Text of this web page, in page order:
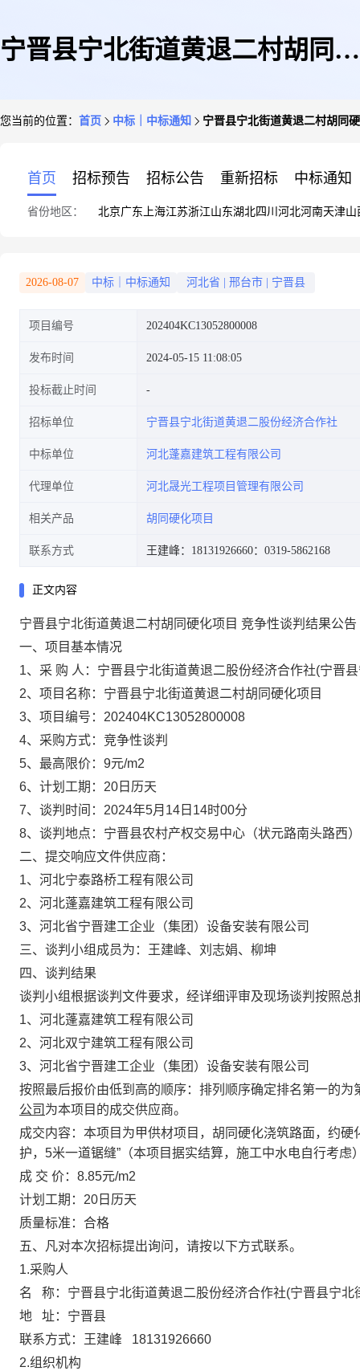
宁晋县宁北街道黄退二村胡同硬
您当前的位置： 首页 中标｜中标通知 宁晋县宁北街道黄退二村胡同
首页 招标预告 招标公告 重新招标 中标通知
省份地区： 北京广东 上海江苏浙江山东湖北四川 河北河南天津山
2026-08-07 中标｜中标通知 河北省 邢台市 宁晋县
项目编号 202404KC13052800008
发布时间 2024-05-15 11:08:05
投标截止时间
招标单位 宁晋县宁北街道黄退二股份经济合作社
中标单位 河北蓬嘉建筑工程有限公司
代理单位 河北晟光工程项目管理有限公司
相关产品 胡同硬化项目
联系方式 王建峰：18131926660：0319-5862168
正文内容
宁晋县宁北街道黄退二村胡同硬化项目 竞争性谈判结果公告
一、项目基本情况
1、采 购 人：宁晋县宁北街道黄退二股份经济合作社(宁晋
2、项目名称：宁晋县宁北街道黄退二村胡同硬化项目
3、项目编号：202404KC13052800008
4、采购方式：竞争性谈判
5、最高限价：9元/m2
6、计划工期：20日历天
7、谈判时间：2024年5月14日14时00分
8、谈判地点：宁晋县农村产权交易中心（状元路南头路西）
二、提交响应文件供应商：
1、河北宁泰路桥工程有限公司
2、河北蓬嘉建筑工程有限公司
3、河北省宁晋建工企业（集团）设备安装有限公司
三、谈判小组成员为：王建峰、刘志娟、柳坤
四、谈判结果
谈判小组根据谈判文件要求，经详细评审及现场谈判按照
1、河北蓬嘉建筑工程有限公司
2、河北双宁建筑工程有限公司
3、河北省宁晋建工企业（集团）设备安装有限公司
按照最后报价由低到高的顺序：排列顺序确定排名第一的
公司 为本项目的成交供应商。
成交内容：本项目为甲供材项目，胡同硬化浇筑路面，约
护，5米一道锯缝”（本项目据实结算，施工中水电自行考虑
成 交 价：8.85元/m2
计划工期：20日历天
质量标准：合格
五、凡对本次招标提出询问，请按以下方式联系。
1.采购人
名 称：宁晋县宁北街道黄退二股份经济合作社(宁晋县宁北
地 址：宁晋县
联系方式：王建峰 18131926660
2.组织机构